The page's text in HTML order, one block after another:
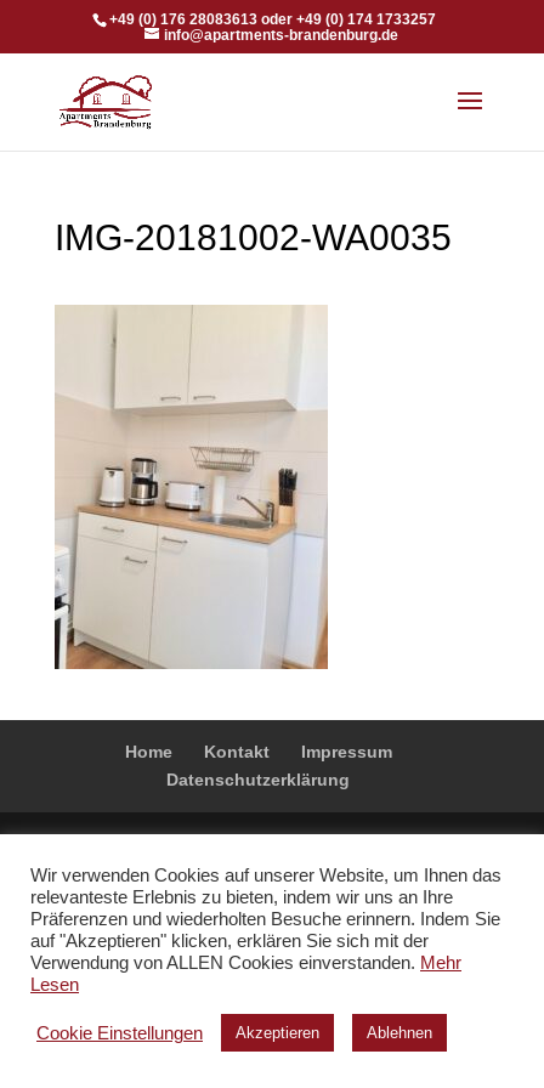
+49 (0) 176 28083613 oder +49 (0) 174 1733257
info@apartments-brandenburg.de
IMG-20181002-WA0035
Home Kontakt
Impressum
Datenschutzerklärung
Wir verwenden Cookies auf unserer Website, um Ihnen das
relevanteste Erlebnis zu bieten, indem wir uns an Ihre
Präferenzen und wiederholten Besuche erinnern. Indem Sie
auf "Akzeptieren" klicken, erklären Sie sich mit der
Verwendung von ALLEN Cookies einverstanden. Mehr
Lesen
Cookie Einstellungen Akzeptieren Ablehnen